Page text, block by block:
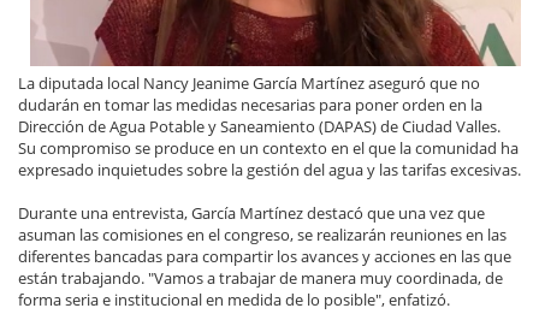
La diputada local Nancy Jeanime García Martínez aseguró que no
dudarán en tomar las medidas necesarias para poner orden en la
Dirección de Agua Potable y Saneamiento (DAPAS) de Ciudad Valles.
Su compromiso se produce en un contexto en el que la comunidad ha
expresado inquietudes sobre la gestión del agua y las tarifas excesivas.
Durante una entrevista, García Martínez destacó que una vez que
asuman las comisiones en el congreso, se realizarán reuniones en las
diferentes bancadas para compartir los avances y acciones en las que
están trabajando. "Vamos a trabajar de manera muy coordinada, de
forma seria e institucional en medida de lo posible", enfatizó.